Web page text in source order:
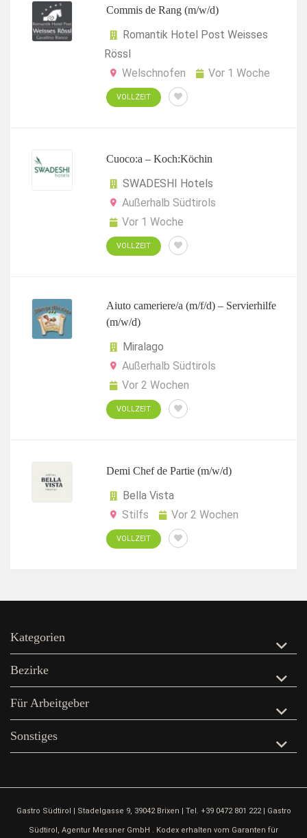
Commis de Rang (m/w/d)
Romantik Hotel Post Weisses
Rössl
Welschnofen
Vor 1 Woche
VOLLZEIT
Cuoco:a – Koch:Köchin
SWADESHI Hotels
Außerhalb Südtirols
Vor 1 Woche
VOLLZEIT
Aiuto cameriere/a (m/f/d) – Servierhilfe
(m/w/d)
Miralago
Außerhalb Südtirols
Vor 2 Wochen
VOLLZEIT
Demi Chef de Partie (m/w/d)
Bella Vista
Stilfs
Vor 2 Wochen
VOLLZEIT
Kategorien
Bezirke
Für Arbeitgeber
Sonstiges
Gastro Südtirol | Stadelgasse 9, 39042 Brixen | Tel. +39 0472 801 222 | Gastro
Südtirol, Agentur Messner GmbH . Kodex erhalten vom Garanten für